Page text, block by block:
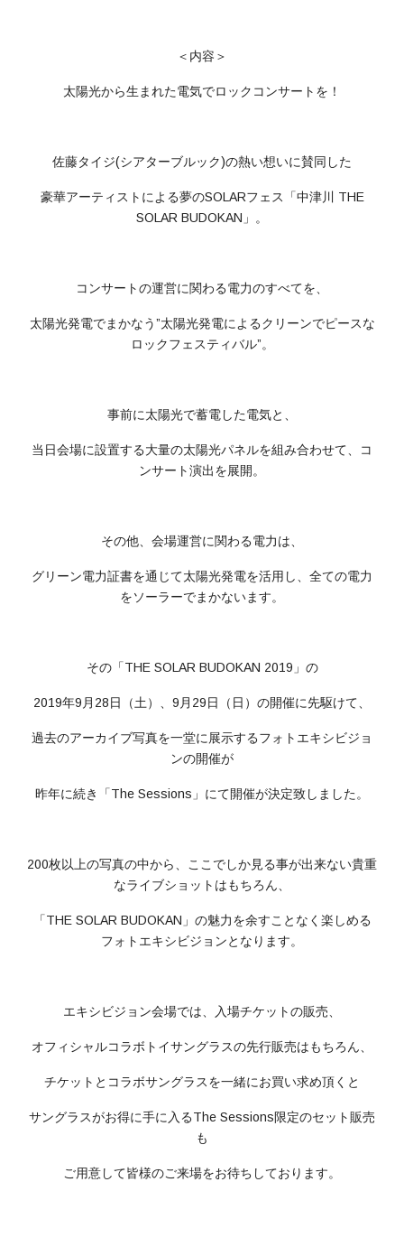
＜内容＞
太陽光から生まれた電気でロックコンサートを！
佐藤タイジ(シアターブルック)の熱い想いに賛同した
豪華アーティストによる夢のSOLARフェス「中津川 THE
SOLAR BUDOKAN」。
コンサートの運営に関わる電力のすべてを、
太陽光発電でまかなう”太陽光発電によるクリーンでピースな
ロックフェスティバル”。
事前に太陽光で蓄電した電気と、
当日会場に設置する大量の太陽光パネルを組み合わせて、コ
ンサート演出を展開。
その他、会場運営に関わる電力は、
グリーン電力証書を通じて太陽光発電を活用し、全ての電力
をソーラーでまかないます。
その「THE SOLAR BUDOKAN 2019」の
2019年9月28日（土）、9月29日（日）の開催に先駆けて、
過去のアーカイブ写真を一堂に展示するフォトエキシビジョ
ンの開催が
昨年に続き「The Sessions」にて開催が決定致しました。
200枚以上の写真の中から、ここでしか見る事が出来ない貴重
なライブショットはもちろん、
「THE SOLAR BUDOKAN」の魅力を余すことなく楽しめる
フォトエキシビジョンとなります。
エキシビジョン会場では、入場チケットの販売、
オフィシャルコラボトイサングラスの先行販売はもちろん、
チケットとコラボサングラスを一緒にお買い求め頂くと
サングラスがお得に手に入るThe Sessions限定のセット販売
も
ご用意して皆様のご来場をお待ちしております。